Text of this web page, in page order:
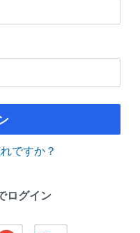
ですか？
ログイン